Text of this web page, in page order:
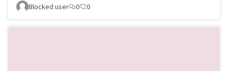
Blocked user 0 0